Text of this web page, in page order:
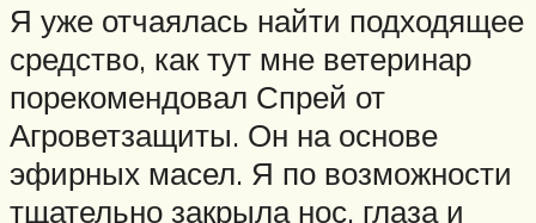
Я уже отчаялась найти подходящее
средство, как тут мне ветеринар
порекомендовал Спрей от
Агроветзащиты. Он на основе
эфирных масел. Я по возможности
тщательно закрыла нос, глаза и